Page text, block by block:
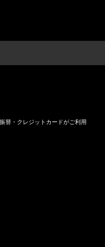
替・クレジットカードがご利用